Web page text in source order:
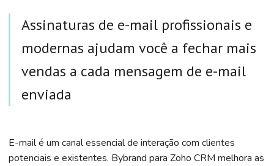
Assinaturas de e-mail profissionais e
modernas ajudam você a fechar mais
vendas a cada mensagem de e-mail
enviada
E-mail é um canal essencial de interação com clientes
potenciais e existentes. Bybrand para Zoho CRM melhora as